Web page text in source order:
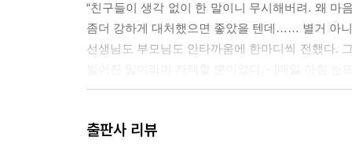
“친구들이 생각 없이 한 말이니 무시해버려. 왜 마
좀더 강하게 대처했으면 좋았을 텐데…… 별거 아
선생님도 부모님도 안타까움에 한마디씩 전했다.
“지금 아빠?”
출판사 리뷰